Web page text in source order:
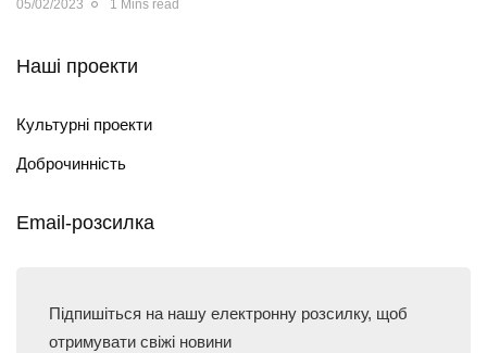
05/02/2023 1 Mins read
Наші проекти
Культурні проекти
Доброчинність
Email-розсилка
Підпишіться на нашу електронну розсилку, щоб
отримувати свіжі новини